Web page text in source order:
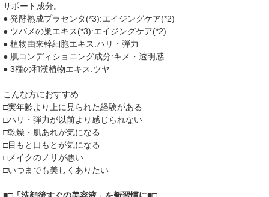
サポート成分。
● 発酵熟成プラセンタ(*3):エイジングケア(*2)
● ツバメの巣エキス(*3):エイジングケア(*2)
● 植物由来幹細胞エキス:ハリ・弾力
● 肌コンディショニング成分:キメ・透明感
● 3種の和漢植物エキス:ツヤ
こんな方におすすめ
□実年齢より上に見られた経験がある
□ハリ・弾力が以前より感じられない
□乾燥・肌あれが気になる
□目もと口もとが気になる
□メイクのノリが悪い
□いつまでも美しくありたい
■□「洗顔後すぐの美容液」を新習慣に■□